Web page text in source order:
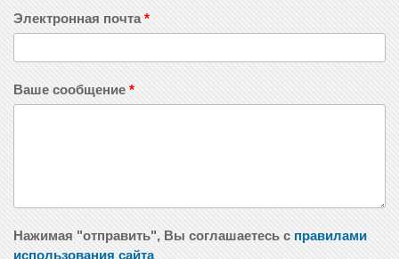
Электронная почта*
Ваше сообщение *
Нажимая "отправить", Вы соглашаетесь с правилами
использования сайта